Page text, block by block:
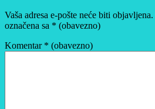
Vaša adresa e-pošte neće biti objavljena.
označena sa * (obavezno)
Komentar * (obavezno)